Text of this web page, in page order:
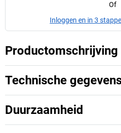
Of
Inloggen en in 3
Productomschrijving
Technische
Duurzaamheid